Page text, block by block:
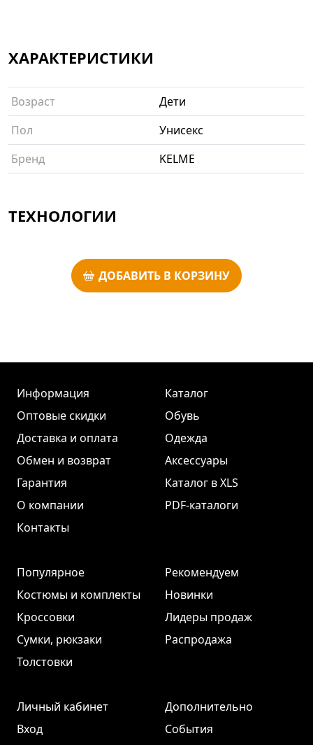
ХАРАКТЕРИСТИКИ
Возраст
Дети
Пол
Унисекс
Бренд
KELME
ТЕХНОЛОГИИ
ДОБАВИТЬ В КОРЗИНУ
Информация
Оптовые скидки
Доставка и оплата
Обмен и возврат
Гарантия
О компании
Контакты
Каталог
Обувь
Одежда
Аксессуары
Каталог в XLS
PDF-каталоги
Популярное
Костюмы и комплекты
Кроссовки
Сумки, рюкзаки
Толстовки
Рекомендуем
Новинки
Лидеры продаж
Распродажа
Личный кабинет
Вход
Дополнительно
События